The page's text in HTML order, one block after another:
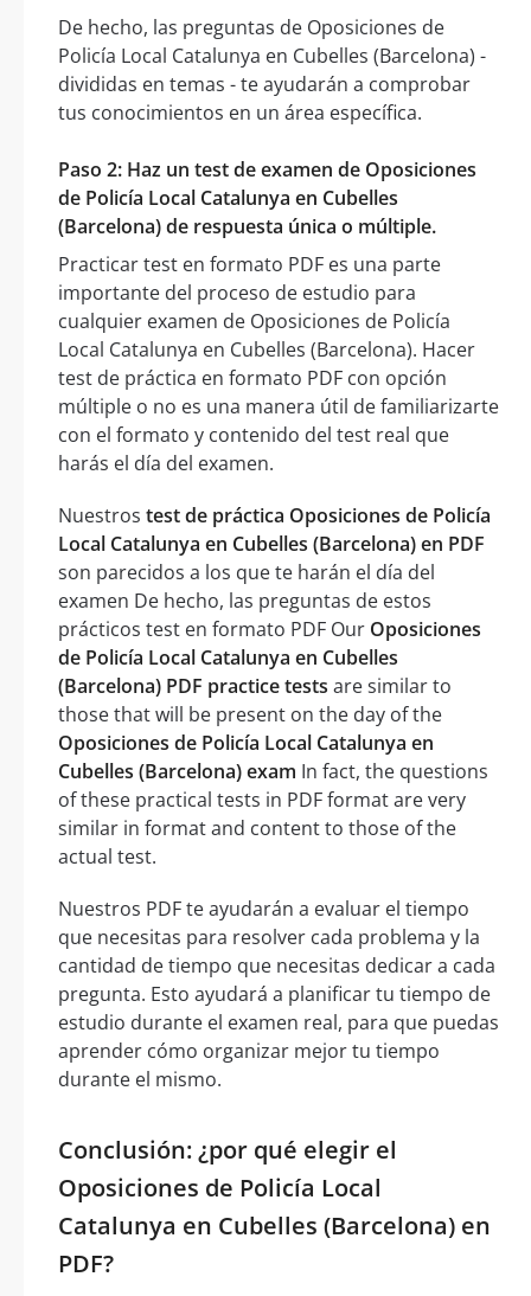
De hecho, las preguntas de Oposiciones de
Policía Local Catalunya en Cubelles (Barcelona) -
divididas en temas - te ayudarán a comprobar
tus conocimientos en un área específica.
Paso 2: Haz un test de examen de Oposiciones
de Policía Local Catalunya en Cubelles
(Barcelona) de respuesta única o múltiple.
Practicar test en formato PDF es una parte
importante del proceso de estudio para
cualquier examen de Oposiciones de Policía
Local Catalunya en Cubelles (Barcelona). Hacer
test de práctica en formato PDF con opción
múltiple o no es una manera útil de familiarizarte
con el formato y contenido del test real que
harás el día del examen.
Nuestros test de práctica Oposiciones de Policía
Local Catalunya en Cubelles (Barcelona) en PDF
son parecidos a los que te harán el día del
examen De hecho, las preguntas de estos
prácticos test en formato PDF Our Oposiciones
de Policía Local Catalunya en Cubelles
(Barcelona) PDF practice tests are similar to
those that will be present on the day of the
Oposiciones de Policía Local Catalunya en
Cubelles (Barcelona) exam In fact, the questions
of these practical tests in PDF format are very
similar in format and content to those of the
actual test.
Nuestros PDF te ayudarán a evaluar el tiempo
que necesitas para resolver cada problema y la
cantidad de tiempo que necesitas dedicar a cada
pregunta. Esto ayudará a planificar tu tiempo de
estudio durante el examen real, para que puedas
aprender cómo organizar mejor tu tiempo
durante el mismo.
Conclusión: ¿por qué elegir el
Oposiciones de Policía Local
Catalunya en Cubelles (Barcelona) en
PDF?